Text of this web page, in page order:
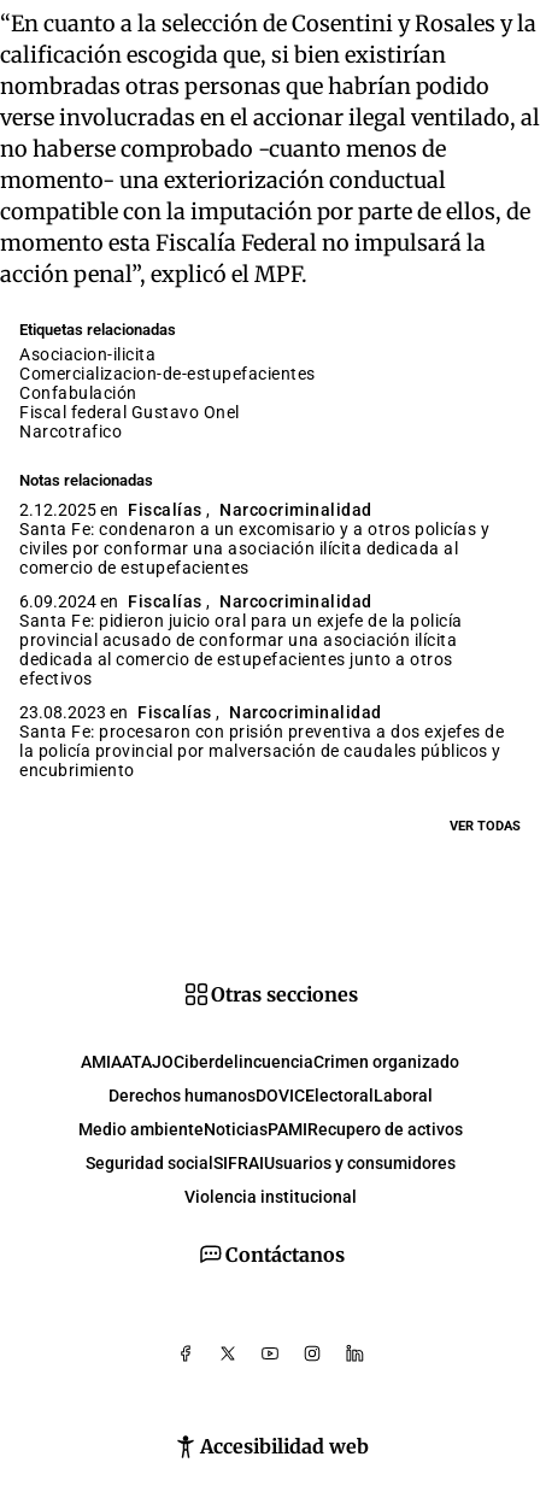
“En cuanto a la selección de Cosentini y Rosales y la
calificación escogida que, si bien existirían
nombradas otras personas que habrían podido
verse involucradas en el accionar ilegal ventilado, al
no haberse comprobado -cuanto menos de
momento- una exteriorización conductual
compatible con la imputación por parte de ellos, de
momento esta Fiscalía Federal no impulsará la
acción penal”, explicó el MPF.
Etiquetas relacionadas
asociacion-ilicita
comercializacion-de-estupefacientes
confabulación
fiscal federal Gustavo Onel
narcotrafico
Notas relacionadas
2.12.2025 en Fiscalías , Narcocriminalidad
Santa Fe: condenaron a un excomisario y a otros policías y
civiles por conformar una asociación ilícita dedicada al
comercio de estupefacientes
6.09.2024 en
Fiscalías , Narcocriminalidad
Santa Fe: pidieron juicio oral para un exjefe de la policía
provincial acusado de conformar una asociación ilícita
dedicada al comercio de estupefacientes junto a otros
efectivos
23.08.2023 en
Fiscalías , Narcocriminalidad
Santa Fe: procesaron con prisión preventiva a dos exjefes de
la policía provincial por malversación de caudales públicos y
encubrimiento
VER TODAS
Contáctanos
Accesibilidad web
Otras secciones
AMIAATAJOCiberdelincuenciaCrimen organizado
Derechos humanosDOVICElectoral Laboral
Medio ambienteNoticiasPAMIRecupero de activos
Seguridad social SIFRAIUsuarios y consumidores
Violencia institucional